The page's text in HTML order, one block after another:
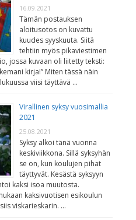
16.09.2021
Tämän postauksen
aloitusotos on kuvattu
kuudes syyskuuta. Siitä
tehtiin myös pikaviestimen
jossa kuvaan oli liitetty teksti:
kirja!” Miten tässä näin
viisi täyttävä …
Virallinen syksy vuosimallia
2021
25.08.2021
Syksy alkoi tänä vuonna
keskiviikkona. Sillä syksyhän
se on, kun koulujen pihat
täyttyvät. Kesästä syksyyn
kaksi isoa muutosta.
kaksivuotisen esikoulun
viskarieskarin. …